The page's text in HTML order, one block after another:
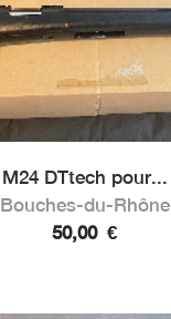
M24 DTtech pour...
Bouches-du-Rhône
50,00 €